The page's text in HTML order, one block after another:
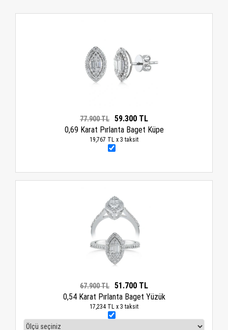
77.900 TL
59.300 TL
0,69 Karat Pırlanta Baget Küpe
19,767 TL x 3 taksit
67.900 TL
51.700 TL
0,54 Karat Pırlanta Baget Yüzük
17,234 TL x 3 taksit